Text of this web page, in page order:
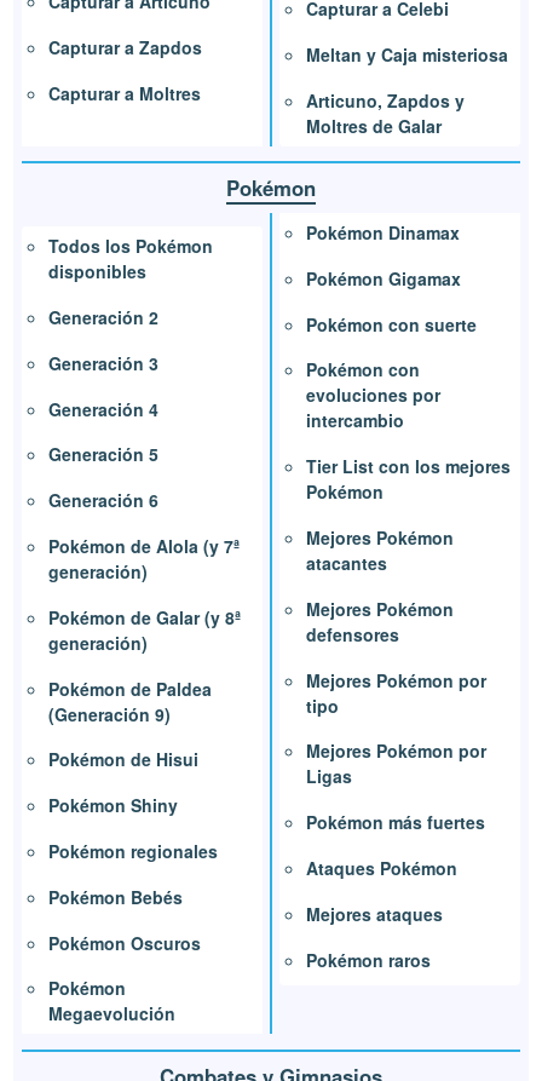
Capturar a Zapdos
Capturar a Moltres
Capturar a Celebi
Meltan y Caja misteriosa
Articuno, Zapdos y
Moltres de Galar
Pokémon
Todos los Pokémon
disponibles
Generación 2
Generación 3
Generación 4
Generación 5
Generación 6
Pokémon de Alola (y 7ª
generación)
Pokémon de Galar (y 8ª
generación)
Pokémon de Paldea
(Generación 9)
Pokémon de Hisui
Pokémon Shiny
Pokémon regionales
Pokémon Bebés
Pokémon Oscuros
Pokémon
Megaevolución
Pokémon Dinamax
Pokémon Gigamax
Pokémon con suerte
Pokémon con
evoluciones por
intercambio
Tier List con los mejores
Pokémon
Mejores Pokémon
atacantes
Mejores Pokémon
defensores
Mejores Pokémon por
tipo
Mejores Pokémon por
Ligas
Pokémon más fuertes
Ataques Pokémon
Mejores ataques
Pokémon raros